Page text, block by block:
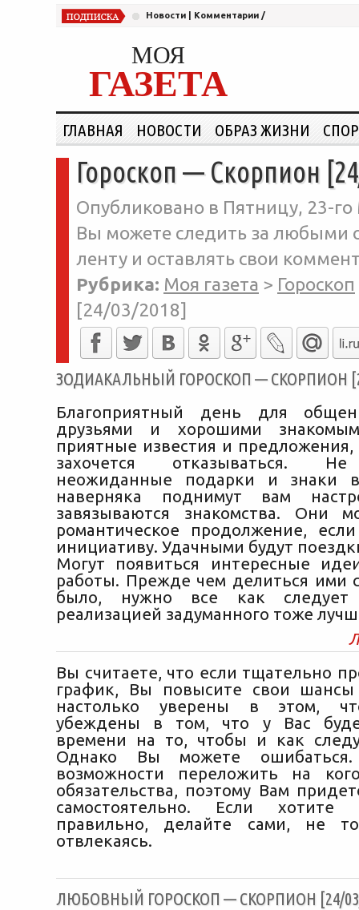
Новости Комментарии /
МОЯ
ГАЗЕТА
ГЛАВНАЯ НОВОСТИ ОБРАЗ ЖИЗНИ
Гороскоп — Скорпион
Опубликовано в Пятницу, 23-го
Вы можете следить за любыми
ленту и оставлять свои
Рубрика: Моя газета > Гороскоп
[24/03/2018]
ЗОДИАКАЛЬНЫЙ ГОРОСКОП — СКОРПИОН
Благоприятный день для
друзьями и хорошими
приятные известия и
захочется отказываться.
неожиданные подарки и знаки
наверняка поднимут вам
завязываются знакомства. Они
романтическое продолжение,
инициативу. Удачными будут
Могут появиться интересные
работы. Прежде чем делиться ими
было, нужно все как следует
реализацией задуманного тоже
Вы считаете, что если тщательно
график, Вы повысите свои
настолько уверены в этом,
убеждены в том, что у Вас
времени на то, чтобы и как
Однако Вы можете
возможности переложить на
обязательства, поэтому Вам
самостоятельно. Если хотите
правильно, делайте сами, не
отвлекаясь.
ЛЮБОВНЫЙ ГОРОСКОП — СКОРПИОН [24/